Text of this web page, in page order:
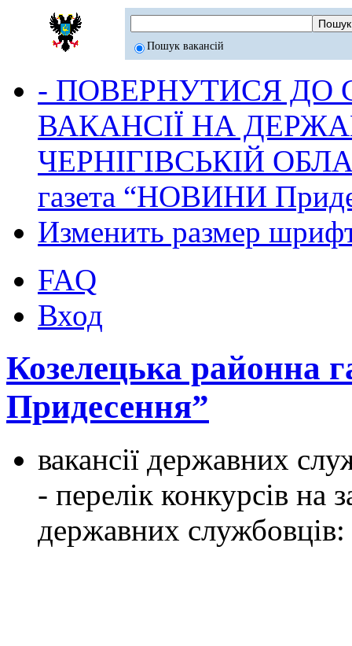
Пошук вакансій
- ПОВЕРНУТИСЯ ДО
ВАКАНСІЇ НА
ЧЕРНІГІВСЬКІЙ
газета “НОВИНИ
Изменить размер
FAQ
Вход
Козелецька районна
Придесення”
вакансії державних
- перелік конкурсів на
державних службовців: